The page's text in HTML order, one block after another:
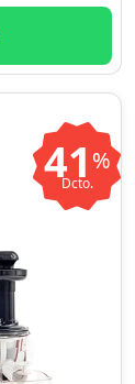
41 %
Dcto.